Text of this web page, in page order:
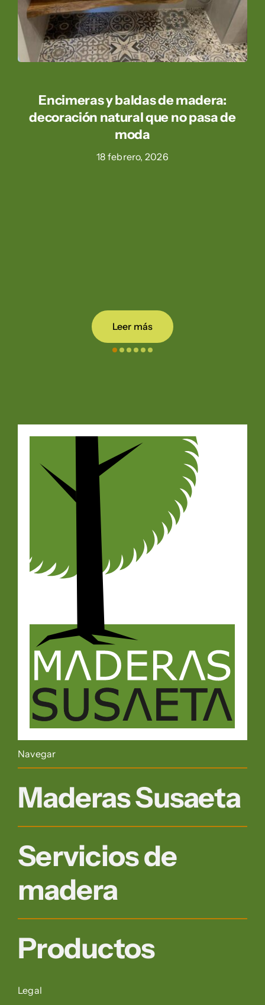
Encimeras y baldas de madera:
decoración natural que no pasa de
moda
18 febrero, 2026
Leer más
Navegar
Maderas Susaeta
Servicios de
madera
Productos
Legal